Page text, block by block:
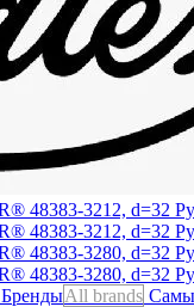
БрендыAll brands